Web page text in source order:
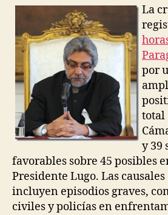
u
e
La
por
total
y 39
favorables sobre 45 posibles
Presidente Lugo. Las
incluyen episodios graves,
civiles y policías en